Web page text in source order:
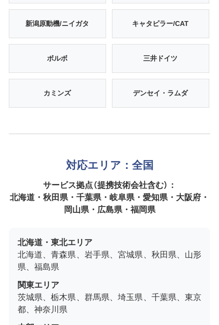
新潟原動機/ニイガタ キャタピラー/CAT
ボルボ 三井ドイツ
カミンズ デンセイ・ラムダ
対応エリア：全国
サービス拠点（提携技術会社含む）：
北海道・秋田県・千葉県・岐阜県・愛知県・大阪府・
岡山県・広島県・福岡県
北海道・東北エリア
北海道、青森県、岩手県、宮城県、秋田県、山形
県、福島県
関東エリア
茨城県、栃木県、群馬県、埼玉県、千葉県、東京
都、神奈川県